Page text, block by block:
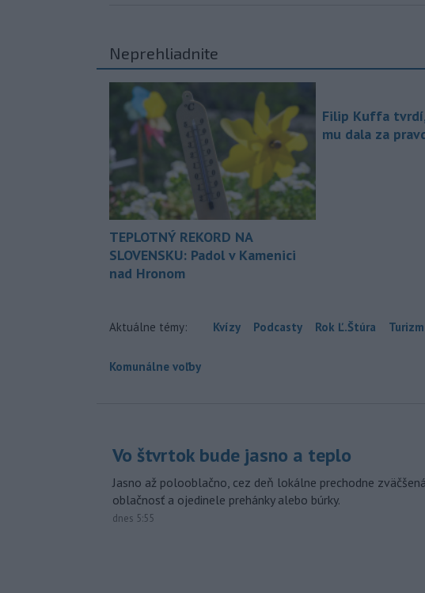
Neprehliadnite
TEPLOTNÝ REKORD NA
SLOVENSKU: Padol v Kamenici
nad Hronom
Filip Kuffa
mu dala za
Aktuálne témy: Kvízy Podcasty Rok Ľ.Štúra
Komunálne voľby
Vo štvrtok bude jasno a teplo
Jasno až polooblačno, cez deň lokálne prechodne zväčšená
oblačnosť a ojedinele prehánky alebo búrky.
dnes 5:55